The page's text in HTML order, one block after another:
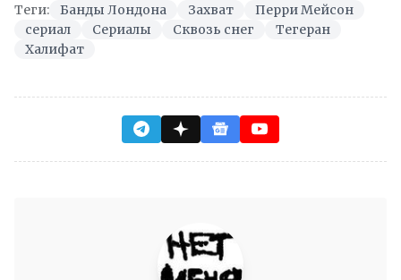
Теги: Банды Лондона Захват
Перри Мейсон
сериал
Сериалы Сквозь снег
Тегеран
Халифат